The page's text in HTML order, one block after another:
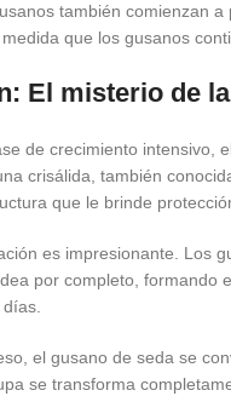
también comienzan
que los gusanos
El misterio de
de crecimiento intensivo,
crisálida, también
que le brinde
es impresionante. Los
por completo, formando
el gusano de seda se
se transforma